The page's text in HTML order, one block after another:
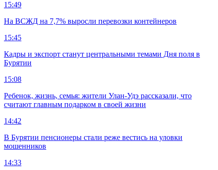
15:49
На ВСЖД на 7,7% выросли перевозки контейнеров
15:45
Кадры и экспорт станут центральными темами Дня поля в
Бурятии
15:08
Ребенок, жизнь, семья: жители Улан-Удэ рассказали, что
считают главным подарком в своей жизни
14:42
В Бурятии пенсионеры стали реже вестись на уловки
мошенников
14:33